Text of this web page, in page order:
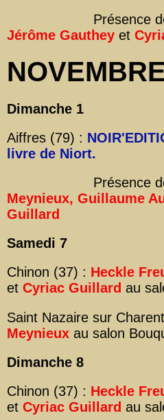
Présence
Jérôme Gauthey et
Dimanche 1
Aiffres (79) :
livre de Niort.
Présence
Meynieux, Guillaume
Guillard
Samedi 7
Chinon (37) : Heckle
et Cyriac Guillard au
Saint Nazaire sur
Meynieux au salon
Dimanche 8
Chinon (37) : Heckle
et Cyriac Guillard au